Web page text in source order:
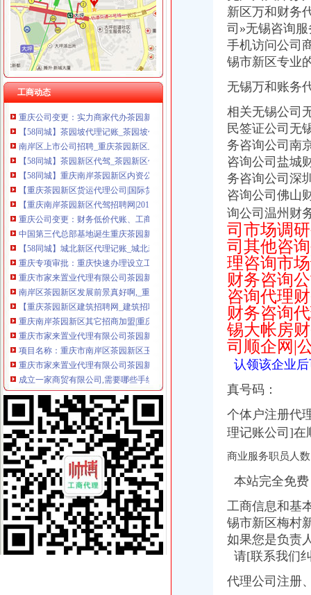
重庆尊盟财务管理有限公司 渝北10万 （工商注册）
重庆同济汽车设计有限公司 渝江25万 （工商注册）
工商动态
天津滨海新区代理记账公司诚心服务市场-信息服务-绍兴E网
【大桥新区代账报税公司注册代办执照个体户注册诚信服务】-江夏大
【重庆茶园新区工商注册|工商注册代理|工商注册代办】-重庆赶集网
【重庆茶园新区审计代理|代办审计】-重庆赶集网
茶园新区工商代办-重庆爱问分类
【58同城】重庆南岸茶园新区资质证书办理_企业资质代理_资质代办机
【58同城】重庆南岸茶园新区工商注册_公司注册代理_代办注册公司价
重庆公司变更：实力商家代办茶园新区（经开区）工商注册\变更\注销-
【58同城】茶园坡代理记账_茶园坡代理记账公司
南岸区上市公司招聘_重庆茶园新区上市公司招聘信息_求职找工作-重
【58同城】茶园新区代驾_茶园新区代驾公司_茶园新区代驾租车
【58同城】重庆南岸茶园新区内资公司注册服务_内资公司注册代理_
【重庆茶园新区货运代理公司|国际货运代理】-重庆赶集网
【重庆南岸茶园新区代驾招聘网|2018年重庆南岸茶园新区代驾招聘信
重庆公司变更：财务低价代账、工商代理、较低收费、可提供地址-重
中国第三代总部基地诞生重庆茶园新区_茶园新区_新浪博客
【58同城】城北新区代理记账_城北新区代理记账公司
重庆专项审批：重庆快速办理设立工商注册变更验资-重庆爱问分类
重庆市家来置业代理有限公司茶园新区银翔店
南岸区茶园新区发展前景真好啊,_重庆_论坛_天涯社区
【重庆茶园新区建筑招聘网_建筑招聘信息】-重庆智联招聘
重庆南岸茶园新区其它招商加盟|重庆南岸茶园新区其它招商加盟代理|
重庆市家来置业代理有限公司茶园新区银翔店联系方式_信用报告_工商
项目名称：重庆市南岸区茶园新区玉马路1号3栋41-1号房屋-重庆产权
重庆市家来置业代理有限公司茶园新区银翔店_【信用信息_诉讼信息_
成立一家商贸有限公司,需要哪些手续？注册地址可以是家庭住址_上
开办一家文化创意公司具体的经营范围有哪些_上海赢缘财务咨询有限
【中国银行】中国银行中国银行重庆茶园新区支行_电话_地址_地图-
【长沙茶园坡审计代理|代办审计】-长沙赶集网
茶园新区时代都汇价值迎来井喷式发展（组图）-导购-重庆乐居网
税务招聘,新税务招聘信息-汇博网
茶园新区时代都汇价值迎来井喷式发展（组图）
项目名称：南岸区江峡路8号（天海星茶园工业社区）3号厂房整体及5
【重庆重庆银行】重庆银行重庆茶园新城区_电话_地址_地图-卡盟网
合肥滨湖新区值得信赖的代账公司信者财务力争口碑_搜狐财经_搜狐网
时代都汇小区租房,三室二厅,南岸茶园新区时代都汇3室2厅96平米
渝开发：签订茶园新区土地代理征地合同-股票频道-金融界
时代都汇小区租房,一室一厅,茶园新区时代都汇2房带1书房精装修
茶园新区,河东大厦写字楼,共4层.6000平米一层1500,重庆南岸茶
新区万和财务
司»无锡咨询
手机访问公司
锡市新区专业
无锡万和账务
相关无锡公司
民签证公司无
务咨询公司南
咨询公司盐城
务咨询公司深
咨询公司佛山
询公司温州财
司市场调
司其他咨
理咨询市
财务咨询
咨询代理
财务咨询
锡大帐房
司顺企网|
认领该企业
真号码：
个体户注册代
理记账公司]在
商业服务职员人
本站完全免
工商信息和基
锡市新区梅村
如果您是负责
请[联系我们
代理公司注册